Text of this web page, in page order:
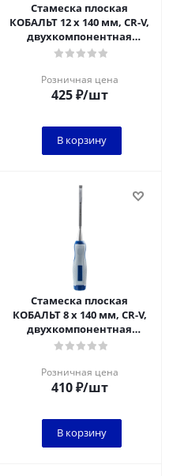
Стамеска плоская
КОБАЛЬТ 12 х 140 мм, CR-V,
двухкомпонентная
рукоятка (1 шт.) блистер
Розничная цена
425₽/шт
В корзину
Стамеска плоская
КОБАЛЬТ 8 х 140 мм, CR-V,
двухкомпонентная
рукоятка (1 шт.) блистер
Розничная цена
410₽/шт
В корзину